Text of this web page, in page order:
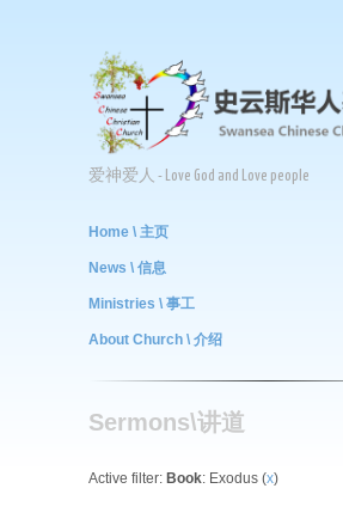
爱神爱人 - Love God and Love people
Home \ 主页
News \ 信息
Ministries \ 事工
About Church \ 介绍
Sermons\讲道
Active filter: Book: Exodus (x)